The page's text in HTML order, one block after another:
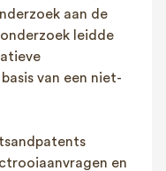
aan de
leidde
van een niet-
en